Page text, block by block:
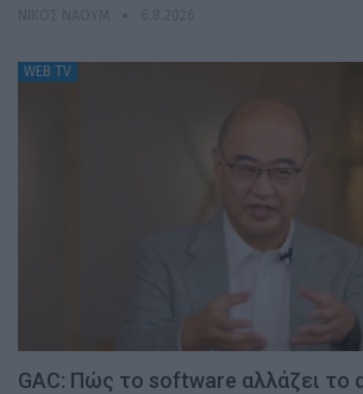
WEB TV
GAC: Πώς το software αλλάζει το